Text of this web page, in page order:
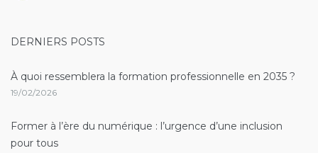
DERNIERS POSTS
À quoi ressemblera la formation professionnelle en 2035 ?
19/02/2026
Former à l’ère du numérique : l’urgence d’une inclusion
pour tous